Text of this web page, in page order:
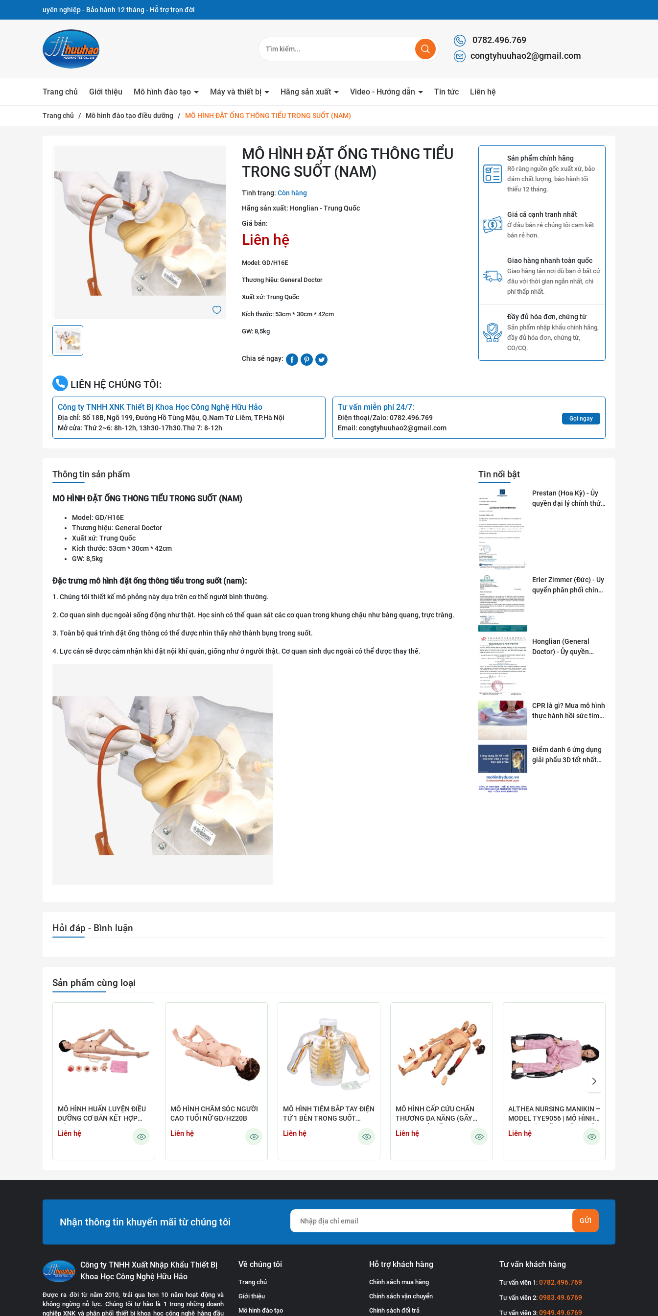
nghiệp - Bảo hành 12 tháng - Hỗ trợ trọn đời
0782.496.769
congtyhuuhao2@gmail.com
Trang chủ Giới thiệu Mô hình đào tạo Máy và thiết bị Hãng sản xuất Video - Hướng dẫn Tin tức Liên hệ
Trang chủ / Mô hình đào tạo điều dưỡng / MÔ HÌNH ĐẶT ỐNG THÔNG TIỂU TRONG SUỐT (NAM)
MÔ HÌNH ĐẶT ỐNG THÔNG TIỂU
TRONG SUỐT (NAM)
Tình trạng: Còn hàng
Hãng sản xuất: Honglian - Trung Quốc
Giá bán:
Liên hệ
Model: GD/H16E
Thương hiệu: General Doctor
Xuất xứ: Trung Quốc
Kích thước: 53cm * 30cm * 42cm
GW: 8,5kg
Chia sẻ ngay:
Sản phẩm chính hãng
Rõ ràng nguồn gốc xuất xứ, bảo
đảm chất lượng, bảo hành tối
thiểu 12 tháng.
Giá cả cạnh tranh nhất
Ở đâu bán rẻ chúng tôi cam kết
bán rẻ hơn.
Giao hàng nhanh toàn quốc
Giao hàng tận nơi dù bạn ở bất cứ
đâu với thời gian ngắn nhất, chi
phí thấp nhất.
Đầy đủ hóa đơn, chứng từ
Sản phẩm nhập khẩu chính hãng,
đầy đủ hóa đơn, chứng từ,
CO/CQ.
LIÊN HỆ CHÚNG TÔI:
Công ty TNHH XNK Thiết Bị Khoa Học Công Nghệ Hữu Hảo
Địa chỉ: Số 18B, Ngõ 199, Đường Hồ Tùng Mậu, Q.Nam Từ Liêm, TP.Hà Nội
Mở cửa: Thứ 2~6: 8h-12h, 13h30-17h30.Thứ 7: 8-12h
Tư vấn miễn phí 24/7:
Điện thoại/Zalo: 0782.496.769
Email: congtyhuuhao2@gmail.com
Gọi ngay
Thông tin sản phẩm
MÔ HÌNH ĐẶT ỐNG THÔNG TIỂU TRONG SUỐT (NAM)
Model: GD/H16E
Thương hiệu: General Doctor
Xuất xứ: Trung Quốc
Kích thước: 53cm * 30cm * 42cm
GW: 8,5kg
Đặc trưng mô hình đặt ống thông tiểu trong suốt (nam):
1. Chúng tôi thiết kế mô phỏng này dựa trên cơ thể người bình thường.
2. Cơ quan sinh dục ngoài sống động như thật. Học sinh có thể quan sát các cơ quan trong khung chậu như bàng quang, trực tràng.
3. Toàn bộ quá trình đặt ống thông có thể được nhìn thấy nhờ thành bụng trong suốt.
4. Lực cản sẽ được cảm nhận khi đặt nội khí quản, giống như ở người thật. Cơ quan sinh dục ngoài có thể được thay thế.
Tin nổi bật
Prestan (Hoa Kỳ) - Ủy
quyền đại lý chính thức
Erler Zimmer (Đức) - Uy
quyển phân phối chính
Honglian (General
Doctor) - Ủy quyền
CPR là gì? Mua mô hình
thực hành hồi sức tim
Điểm danh 6 ứng dụng
giải phẩu 3D tốt nhất
Hỏi đáp - Bình luận
Sản phẩm cùng loại
MÔ HÌNH HUẤN LUYỆN ĐIỀU
DƯỠNG CƠ BẢN KẾT HỢP
Liên hệ
MÔ HÌNH CHĂM SÓC NGƯỜI
CAO TUỔI NỮ GD/H220B
Liên hệ
MÔ HÌNH TIÊM BẮP TAY ĐIỆN
TỬ 1 BÊN TRONG SUỐT
Liên hệ
MÔ HÌNH CẤP CỨU CHẤN
THƯƠNG ĐA NĂNG (GÃY
CẮT CỤT) GD/J110
Liên hệ
ALTHEA NURSING MANIKIN –
MODEL TYE9056 | MÔ HÌNH
TOÀN THÂN
Liên hệ
Nhận thông tin khuyến mãi từ chúng tôi GỬI
Công ty TNHH Xuất Nhập Khẩu Thiết Bị
Khoa Học Công Nghệ Hữu Hảo
Được ra đời từ năm 2010, trải qua hơn 10 năm hoạt động và
không ngừng nỗ lực. Chúng tôi tự hào là 1 trong những doanh
nghiệp XNK và phân phối thiết bị khoa học công nghệ hàng đầu
Về chúng tôi
Trang chủ
Giới thiệu
Mô hình đào tạo
Hỗ trợ khách hàng
Chính sách mua hàng
Chính sách vận chuyển
Chính sách đổi trả
Tư vấn khách hàng
Tư vấn viên 1:0782.496.769
Tư vấn viên 2:0983.49.6769
Tư vấn viên 3:0949.49.6769